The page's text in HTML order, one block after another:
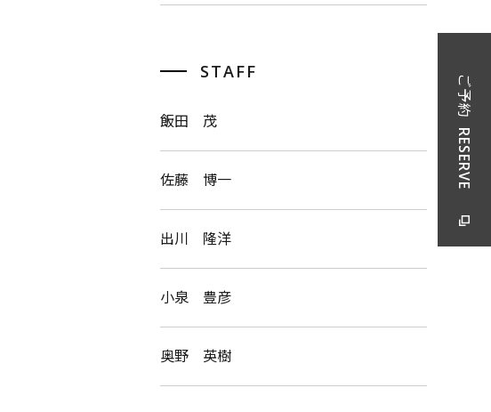
STAFF
飯田 茂
佐藤 博一
出川 隆洋
小泉 豊彦
奥野 英樹
ご予約
RESERVE